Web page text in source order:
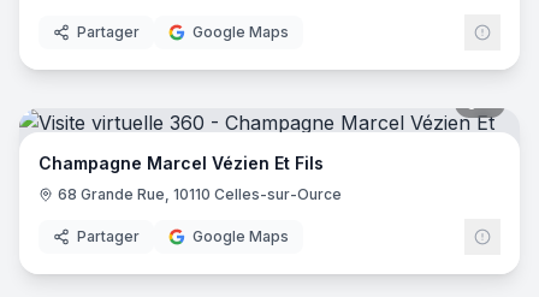
Partager Google Maps
Champagne Marcel Vézien Et Fils
68 Grande Rue, 10110 Celles-sur-Ource
Partager Google Maps
9